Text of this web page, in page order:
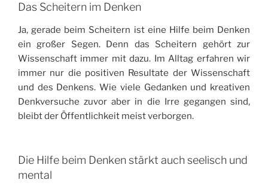
Das Scheitern im Denken
Ja, gerade beim Scheitern ist eine Hilfe beim Denken
ein großer Segen. Denn das Scheitern gehört zur
Wissenschaft immer mit dazu. Im Alltag erfahren wir
immer nur die positiven Resultate der Wissenschaft
und des Denkens. Wie viele Gedanken und kreativen
Denkversuche zuvor aber in die Irre gegangen sind,
bleibt der Öffentlichkeit meist verborgen.
Die Hilfe beim Denken stärkt auch seelisch und
mental